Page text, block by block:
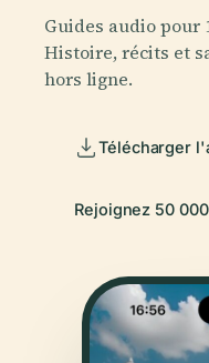
Guides audio pour
Histoire, récits et
hors ligne.
Télécharger
Rejoignez 50